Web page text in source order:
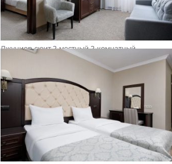
Джуниор сюит 2-местный 2-комнатный